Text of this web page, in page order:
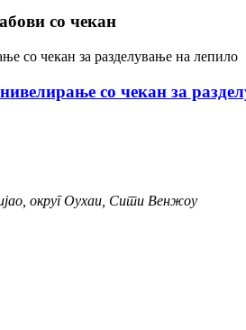
со чекан
со чекан за
округ Оухаи, Сити Венжоу